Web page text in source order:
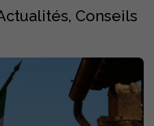
Conseils